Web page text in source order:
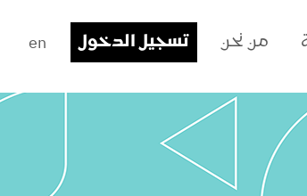
من نحن تسجيل الدخول en